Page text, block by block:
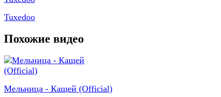
Tuxedoo
Похожие видео
Мельница - Кащей (Official)